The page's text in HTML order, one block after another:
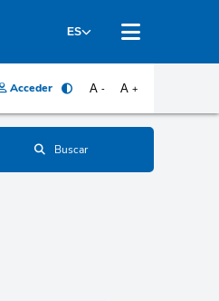
ES
Acceder A +
A -
Buscar